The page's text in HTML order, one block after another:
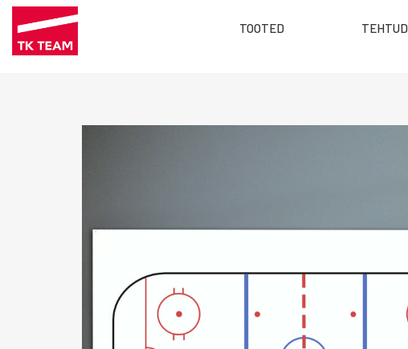
Liigu
MainTOOTED